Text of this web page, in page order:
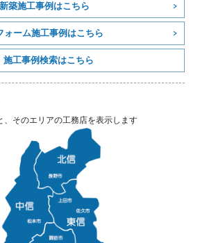
新築施工事例はこちら
ォーム施工事例はこちら
施工事例検索はこちら
、そのエリアの工務店を表示します